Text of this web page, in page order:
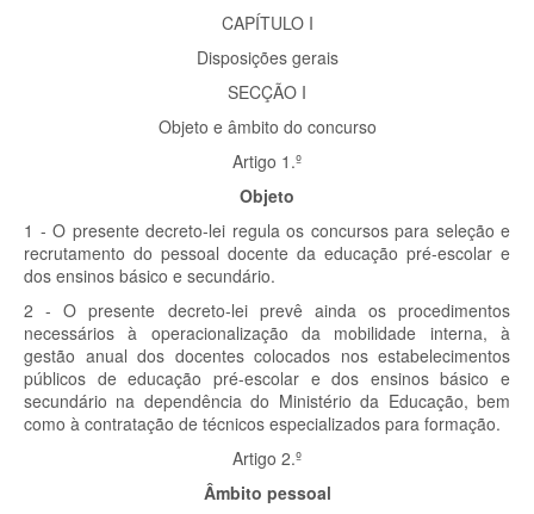
CAPÍTULO I
Disposições gerais
SECÇÃO I
Objeto e âmbito do concurso
Artigo 1.º
Objeto
1 - O presente decreto-lei regula os concursos para seleção e
recrutamento do pessoal docente da educação pré-escolar e
dos ensinos básico e secundário.
2 - O presente decreto-lei prevê ainda os procedimentos
necessários à operacionalização da mobilidade interna, à
gestão anual dos docentes colocados nos estabelecimentos
públicos de educação pré-escolar e dos ensinos básico e
secundário na dependência do Ministério da Educação, bem
como à contratação de técnicos especializados para formação.
Artigo 2.º
Âmbito pessoal